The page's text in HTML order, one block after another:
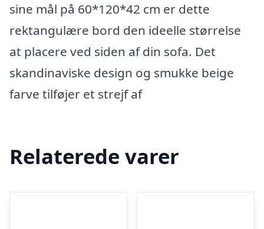
sine mål på 60*120*42 cm er dette
rektangulære bord den ideelle størrelse
at placere ved siden af din sofa. Det
skandinaviske design og smukke beige
farve tilføjer et strejf af
Relaterede varer